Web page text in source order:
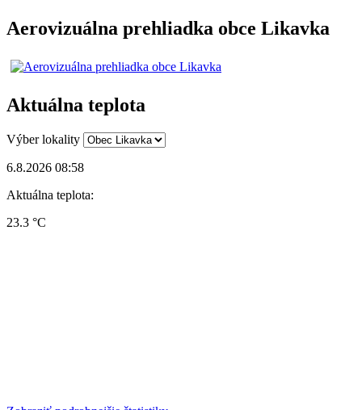
Aerovizuálna prehliadka obce Likavka
Aktuálna teplota
Výber lokality
6.8.2026 08:58
Aktuálna teplota:
23.3 °C